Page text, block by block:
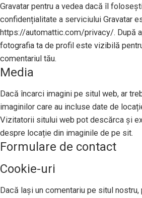
Gravatar pentru a vedea dacă îl
confidențialitate a serviciului Gravatar
https://automattic.com/privacy/. După
fotografia ta de profil este vizibilă
comentariul tău.
Media
Dacă încarci imagini pe situl web, ar
imaginilor care au incluse date de
Vizitatorii sitului web pot descărca și
despre locație din imaginile de pe sit.
Formulare de contact
Cookie-uri
Dacă lași un comentariu pe situl nostru,